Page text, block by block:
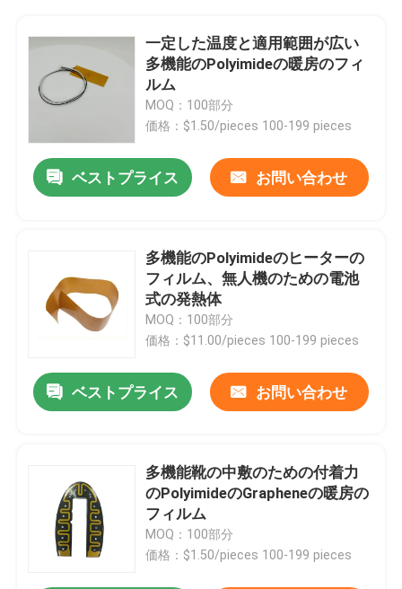
一定した温度と適用範囲が広い
多機能のPolyimideの暖房のフィ
ルム
MOQ：100部分
価格：$1.50/pieces 100-199 pieces
ベストプライス お問い合わせ
多機能のPolyimideのヒーターの
フィルム、無人機のための電池
式の発熱体
MOQ：100部分
価格：$11.00/pieces 100-199 pieces
ベストプライス お問い合わせ
多機能靴の中敷のための付着力
のPolyimideのGrapheneの暖房の
フィルム
MOQ：100部分
価格：$1.50/pieces 100-199 pieces